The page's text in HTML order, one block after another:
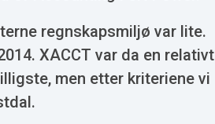
regnskapsmiljø var lite.
XACCT var da en relativt
men etter kriteriene vi